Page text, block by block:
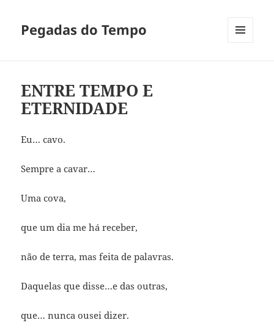
Pegadas do Tempo
ENTRE TEMPO E
ETERNIDADE
Eu… cavo.
Sempre a cavar…
Uma cova,
que um dia me há receber,
não de terra, mas feita de palavras.
Daquelas que disse…e das outras,
que… nunca ousei dizer.